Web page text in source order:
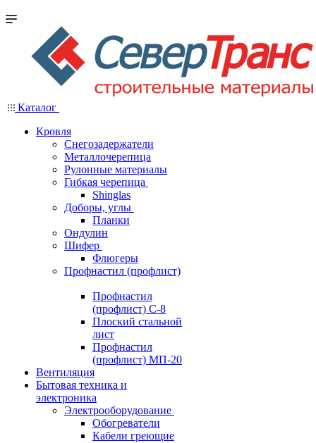
Каталог
Кровля
Снегозадержатели
Металлочерепица
Рулонные материалы
Гибкая черепица
Shinglas
Доборы, углы
Планки
Ондулин
Шифер
Флюгеры
Профнастил (профлист)
Профнастил
(профлист) С-8
Плоский стальной
лист
Профнастил
(профлист) МП-20
Вентиляция
Бытовая техника и
электроника
Электрооборудование
Обогреватели
Кабели греющие